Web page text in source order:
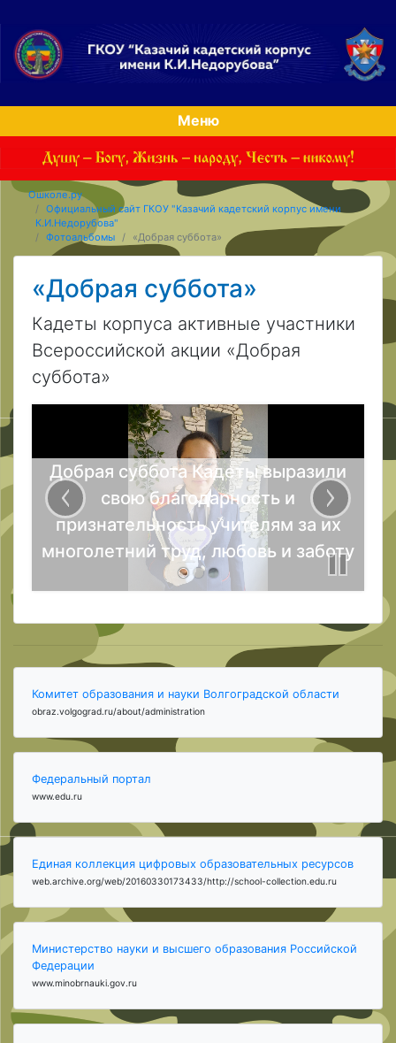
Меню
Ошколе.ру
Официальный сайт ГКОУ "Казачий кадетский корпус имени
К.И.Недорубова"
Фотоальбомы
«Добрая суббота»
«Добрая суббота»
Кадеты корпуса активные участники
Всероссийской акции «Добрая
суббота»
Добрая суббота Поляков Александр
Николаевич, учитель химии, бывший
директор МОУ СОШ № 22 Волгограда
с большой радостью встретил
учеников своей школы
Комитет образования и науки Волгоградской области
obraz.volgograd.ru/about/administration
Федеральный портал
www.edu.ru
Единая коллекция цифровых образовательных ресурсов
web.archive.org/web/20160330173433/http://school-collection.edu.ru
Министерство науки и высшего образования Российской
Федерации
www.minobrnauki.gov.ru